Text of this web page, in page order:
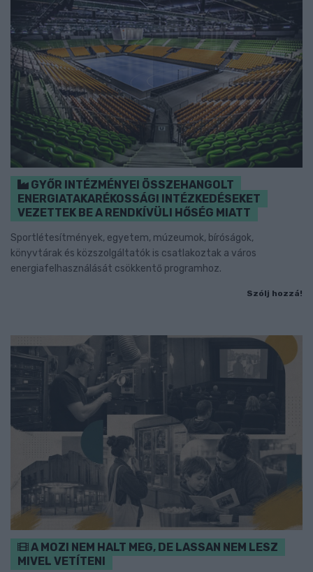
GYŐR INTÉZMÉNYEI ÖSSZEHANGOLT
ENERGIATAKARÉKOSSÁGI INTÉZKEDÉSEKET
VEZETTEK BE A RENDKÍVÜLI HŐSÉG MIATT
Sportlétesítmények, egyetem, múzeumok, bíróságok,
könyvtárak és közszolgáltatók is csatlakoztak a város
energiafelhasználását csökkentő programhoz.
Szólj hozzá!
A MOZI NEM HALT MEG, DE LASSAN NEM LESZ
MIVEL VETÍTENI